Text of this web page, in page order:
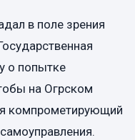
в поле зрения
о попытке
на Огрском
компрометирующий